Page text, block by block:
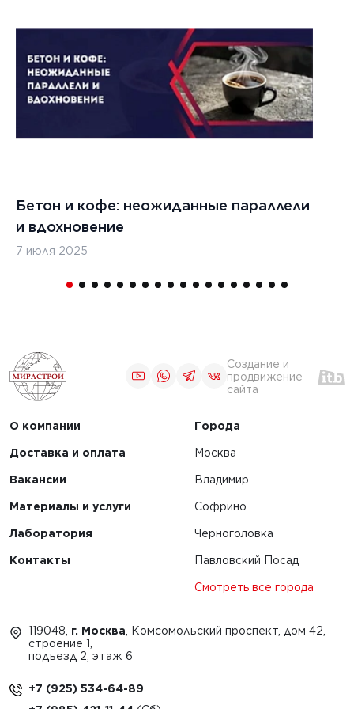
г.
1
Бетон и кофе: неожиданные параллели
и вдохновение
7 июля 2025
Создание и
продвижение
сайта
О компании
Доставка и оплата
Вакансии
Материалы и услуги
Лаборатория
Контакты
Города
Москва
Владимир
Софрино
Черноголовка
Павловский Посад
Смотреть все города
119048, г. Москва , Комсомольский проспект, дом 42,
строение 1,
подъезд 2, этаж 6
+7 (925) 534-64-89